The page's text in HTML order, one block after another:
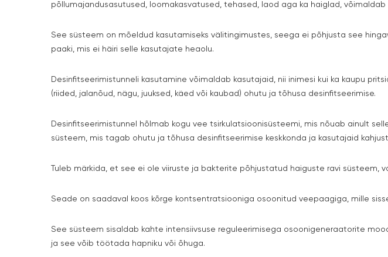
põllumajandusasutused, loomakasvatused, tehased, laod aga ka haiglad,
See süsteem on mõeldud kasutamiseks välitingimustes, seega ei põhjusta see
paaki, mis ei häiri selle kasutajate heaolu.
Desinfitseerimistunneli kasutamine võimaldab kasutajaid, nii inimesi kui ka kaupu
(riided, jalanõud, nägu, juuksed, käed või kaubad) ohutu ja tõhusa desinfitseerimise.
Desinfitseerimistunnel hõlmab kogu vee tsirkulatsioonisüsteemi, mis nõuab ainult
süsteem, mis tagab ohutu ja tõhusa desinfitseerimise keskkonda ja kasutajaid
Tuleb märkida, et see ei ole viiruste ja bakterite põhjustatud haiguste ravi süsteem,
Seade on saadaval koos kõrge kontsentratsiooniga osoonitud veepaagiga, mille
See süsteem sisaldab kahte intensiivsuse reguleerimisega osoonigeneraatorite
ja see võib töötada hapniku või õhuga.